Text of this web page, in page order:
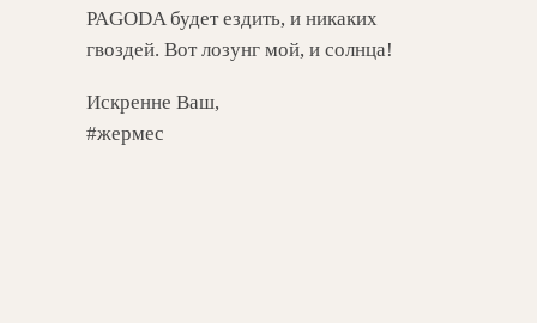
PAGODA будет ездить, и никаких
гвоздей. Вот лозунг мой, и солнца!
Искренне Ваш,
#жермес